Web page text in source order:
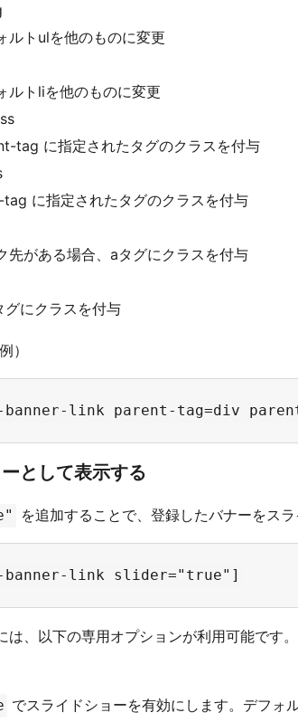
ルトulを他のものに変更
ルトliを他のものに変更
tag に指定されたタグのクラスを付与
に指定されたタグのクラスを付与
先がある場合、aタグにクラスを付与
グにクラスを付与
）
として表示する
を追加することで、登録したバナーをス
は、以下の専用オプションが利用可能です。
でスライドショーを有効にします。デフォ